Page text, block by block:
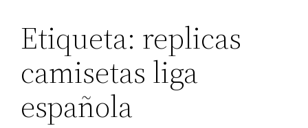
Etiqueta: replicas
camisetas liga
española